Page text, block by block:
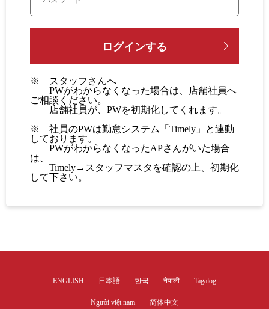
※ スタッフさんへ
PWがわからなくなった場合は、店舗社員へ
ご相談ください。
店舗社員が、PWを初期化してくれます。
※ 社員のPWは勤怠システム「Timely」と連動
しております。
PWがわからなくなったAPさんがいた場合
は、
Timely→スタッフマスタを確認の上、初期化
して下さい。
ENGLISH 日本語 한국 नेपाली Tagalog
Người việt nam 简体中文